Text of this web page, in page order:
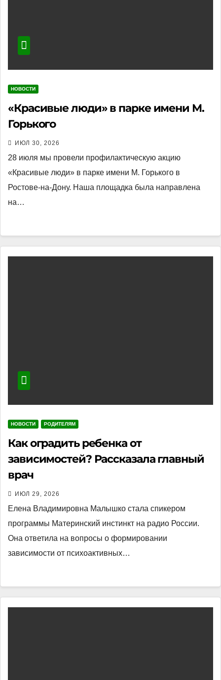
НОВОСТИ
«Красивые люди» в парке имени М.
Горького
ИЮЛ 30, 2026
28 июля мы провели профилактическую акцию
«Красивые люди» в парке имени М. Горького в
Ростове-на-Дону. Наша площадка была направлена
на…
НОВОСТИ РОДИТЕЛЯМ
Как оградить ребенка от
зависимостей? Рассказала главный
врач
ИЮЛ 29, 2026
Елена Владимировна Малышко стала спикером
программы Материнский инстинкт на радио России.
Она ответила на вопросы о формировании
зависимости от психоактивных…